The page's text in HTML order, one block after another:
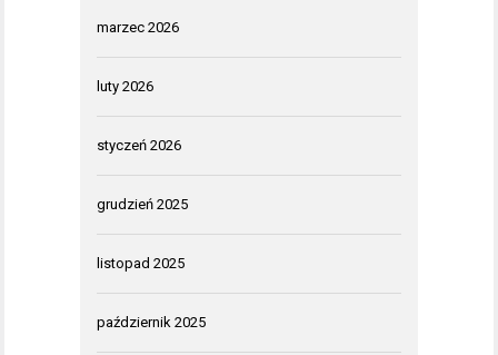
marzec 2026
luty 2026
styczeń 2026
grudzień 2025
listopad 2025
październik 2025